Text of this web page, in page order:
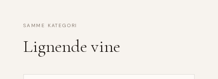
SAMME KATEGORI
Lignende vine